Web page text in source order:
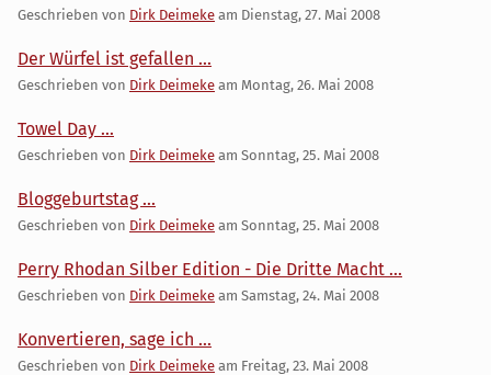
Geschrieben von Dirk Deimeke am Dienstag, 27. Mai 2008
Der Würfel ist gefallen ...
Geschrieben von Dirk Deimeke am Montag, 26. Mai 2008
Towel Day ...
Geschrieben von Dirk Deimeke am Sonntag, 25. Mai 2008
Bloggeburtstag ...
Geschrieben von Dirk Deimeke am Sonntag, 25. Mai 2008
Perry Rhodan Silber Edition - Die Dritte Macht ...
Geschrieben von Dirk Deimeke am Samstag, 24. Mai 2008
Konvertieren, sage ich ...
Geschrieben von Dirk Deimeke am Freitag, 23. Mai 2008